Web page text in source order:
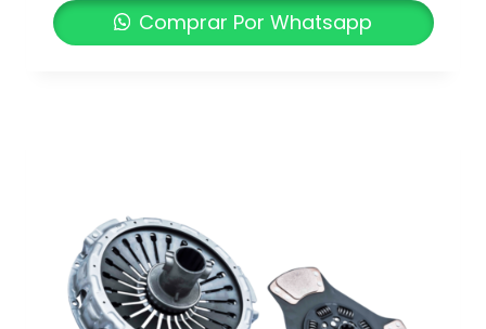
Comprar Por Whatsapp